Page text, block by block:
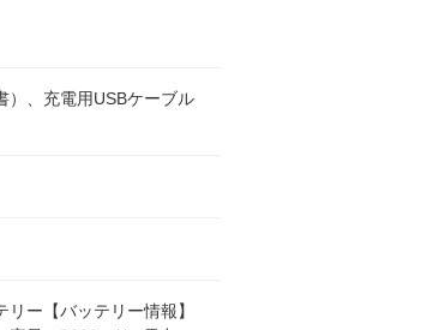
）、充電用USBケーブル
ー【バッテリー情報】